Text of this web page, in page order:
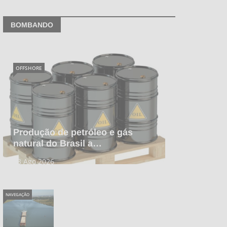
BOMBANDO
Produção de petróleo e gás
natural do Brasil a…
03 Ago 2026
OFFSHORE
NAVEGAÇÃO